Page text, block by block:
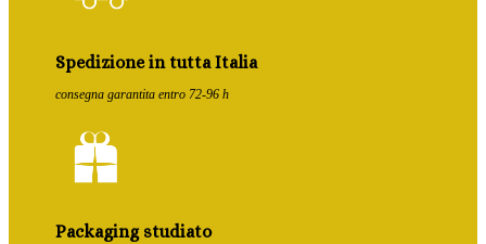
Spedizione in tutta Italia
consegna garantita entro 72-96 h
Packaging studiato